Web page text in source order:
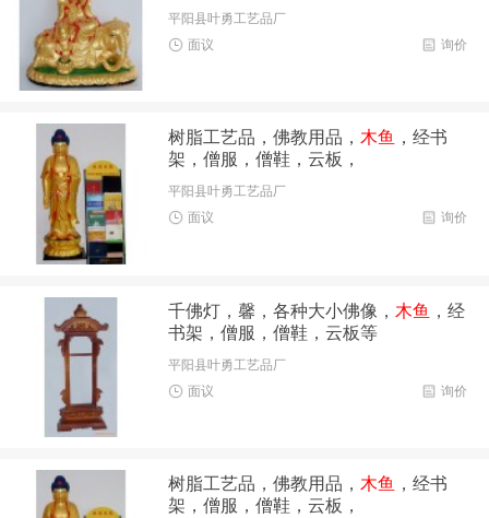
平阳县叶勇工艺品厂
询价
面议
树脂工艺品，佛教用品，木鱼 ，经书
架，僧服，僧鞋，云板，
平阳县叶勇工艺品厂
询价
面议
千佛灯，馨，各种大小佛像， 木鱼 ，经
书架，僧服，僧鞋，云板等
平阳县叶勇工艺品厂
询价
面议
树脂工艺品，佛教用品，木鱼 ，经书
架，僧服，僧鞋，云板，